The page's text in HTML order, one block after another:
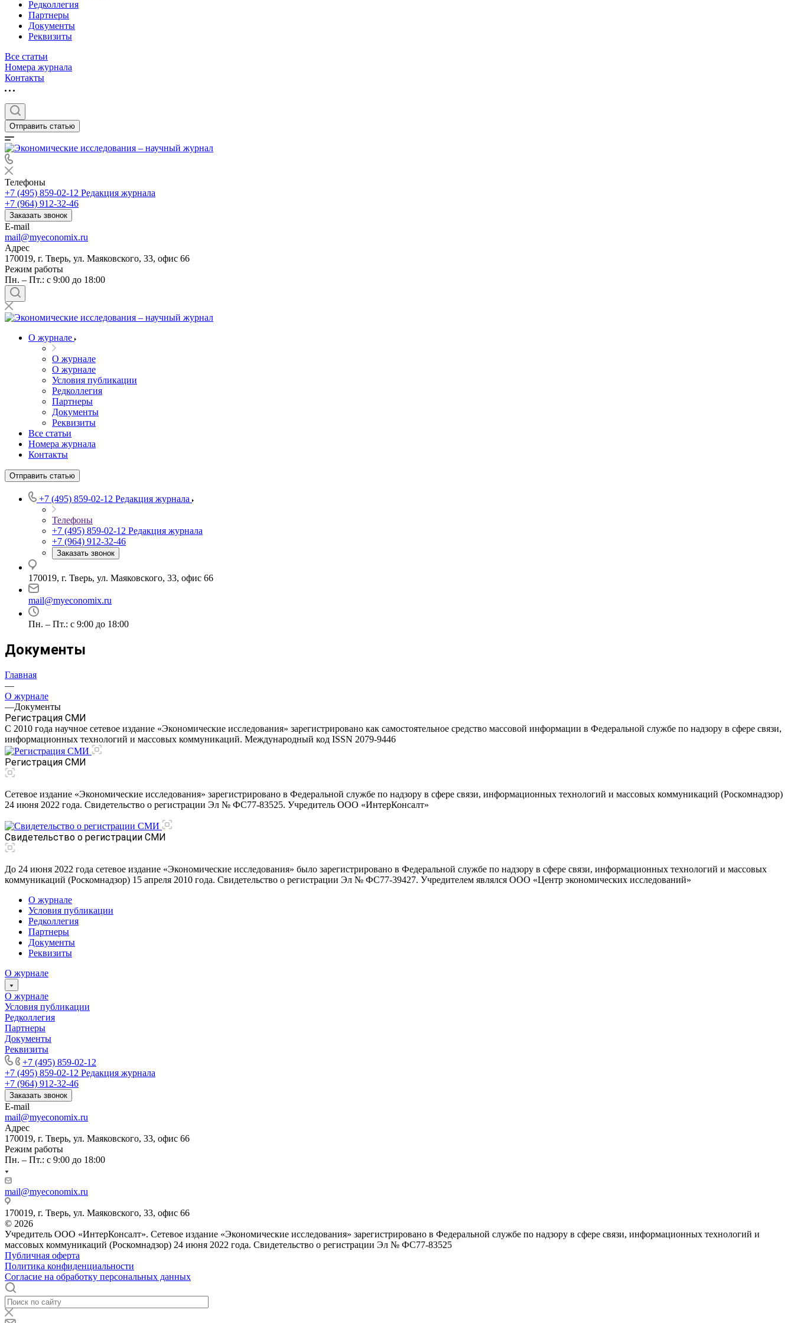
Редколлегия
Партнеры
Документы
Реквизиты
Все статьи
Номера журнала
Контакты
Отправить статью
Телефоны
+7 (495) 859-02-12 Редакция журнала
+7 (964) 912-32-46
Заказать звонок
E-mail
mail@myeconomix.ru
Адрес
170019, г. Тверь, ул. Маяковского, 33, офис 66
Режим работы
Пн. – Пт.: с 9:00 до 18:00
О журнале
О журнале
О журнале
Условия публикации
Редколлегия
Партнеры
Документы
Реквизиты
Все статьи
Номера журнала
Контакты
Отправить статью
+7 (495) 859-02-12 Редакция журнала
Телефоны
+7 (495) 859-02-12 Редакция журнала
+7 (964) 912-32-46
Заказать звонок
170019, г. Тверь, ул. Маяковского, 33, офис 66
mail@myeconomix.ru
Пн. – Пт.: с 9:00 до 18:00
Документы
Главная
—
О журнале
—Документы
Регистрация СМИ
C 2010 года научное сетевое издание «Экономические исследования» зарегистрировано как самостоятельное средство массовой информации в Федеральной службе по надзору в сфере связи,
информационных технологий и массовых коммуникаций. Международный код ISSN 2079-9446
Регистрация СМИ
Сетевое издание «Экономические исследования» зарегистрировано в Федеральной службе по надзору в сфере связи, информационных технологий и массовых коммуникаций (Роскомнадзор)
24 июня 2022 года. Свидетельство о регистрации Эл № ФС77-83525. Учредитель ООО «ИнтерКонсалт»
Свидетельство о регистрации СМИ
До 24 июня 2022 года сетевое издание «Экономические исследования» было зарегистрировано в Федеральной службе по надзору в сфере связи, информационных технологий и массовых
коммуникаций (Роскомнадзор) 15 апреля 2010 года. Свидетельство о регистрации Эл № ФС77-39427. Учредителем являлся ООО «Центр экономических исследований»
О журнале
Условия публикации
Редколлегия
Партнеры
Документы
Реквизиты
О журнале
О журнале
Условия публикации
Редколлегия
Партнеры
Документы
Реквизиты
+7 (495) 859-02-12
+7 (495) 859-02-12 Редакция журнала
+7 (964) 912-32-46
Заказать звонок
E-mail
mail@myeconomix.ru
Адрес
170019, г. Тверь, ул. Маяковского, 33, офис 66
Режим работы
Пн. – Пт.: с 9:00 до 18:00
mail@myeconomix.ru
170019, г. Тверь, ул. Маяковского, 33, офис 66
© 2026
Учредитель ООО «ИнтерКонсалт». Сетевое издание «Экономические исследования» зарегистрировано в Федеральной службе по надзору в сфере связи, информационных технологий и
массовых коммуникаций (Роскомнадзор) 24 июня 2022 года. Свидетельство о регистрации Эл № ФС77-83525
Публичная оферта
Политика конфиденциальности
Согласие на обработку персональных данных